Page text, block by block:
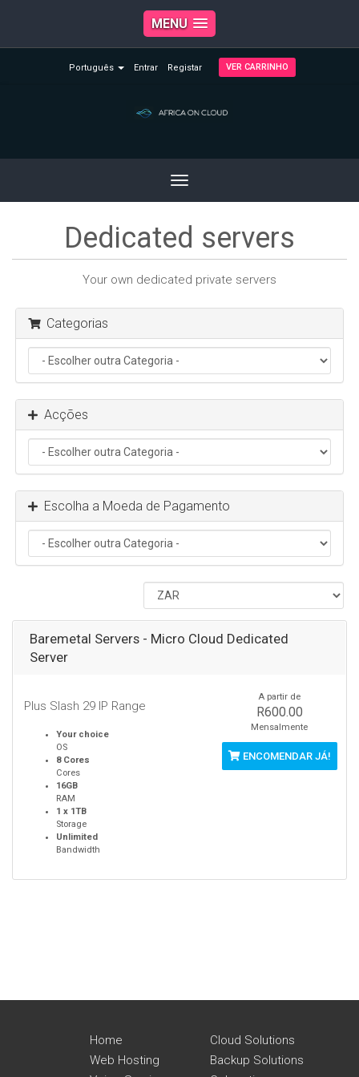
MENU
Português Entrar Registar VER CARRINHO
Toggle
navigation
Dedicated servers
Your own dedicated private servers
Categorias
Acções
Escolha a Moeda de Pagamento
Baremetal Servers - Micro Cloud Dedicated
Server
Plus Slash 29 IP Range
Your choice
OS
8 Cores
Cores
16GB
RAM
1 x 1TB
Storage
Unlimited
Bandwidth
A partir de
R600.00
Mensalmente
ENCOMENDAR JÁ!
Home
Cloud Solutions
Web Hosting
Backup Solutions